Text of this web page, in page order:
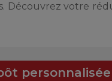
Découvrez votre
personnalisée